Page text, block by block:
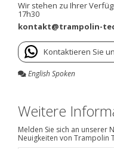
Wir stehen zu Ihrer
17h30
kontakt@trampolin-
Kontaktieren Sie
English Spoken
Weitere
Melden Sie sich an unserer
Neuigkeiten von Trampolin